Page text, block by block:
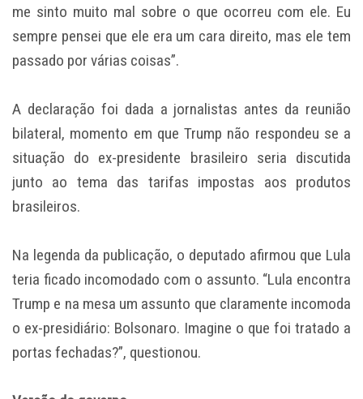
me sinto muito mal sobre o que ocorreu com ele. Eu
sempre pensei que ele era um cara direito, mas ele tem
passado por várias coisas”.
A declaração foi dada a jornalistas antes da reunião
bilateral, momento em que Trump não respondeu se a
situação do ex-presidente brasileiro seria discutida
junto ao tema das tarifas impostas aos produtos
brasileiros.
Na legenda da publicação, o deputado afirmou que Lula
teria ficado incomodado com o assunto. “Lula encontra
Trump e na mesa um assunto que claramente incomoda
o ex-presidiário: Bolsonaro. Imagine o que foi tratado a
portas fechadas?”, questionou.